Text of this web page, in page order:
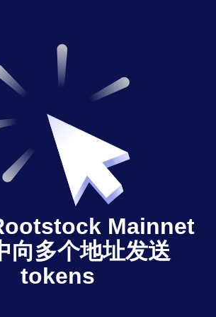
Mainnet
向多个地址发送
tokens